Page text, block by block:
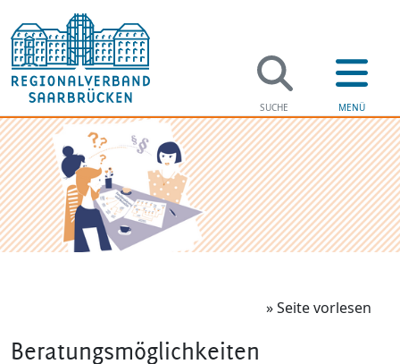
» Seite vorlesen
Beratungsmöglichkeiten